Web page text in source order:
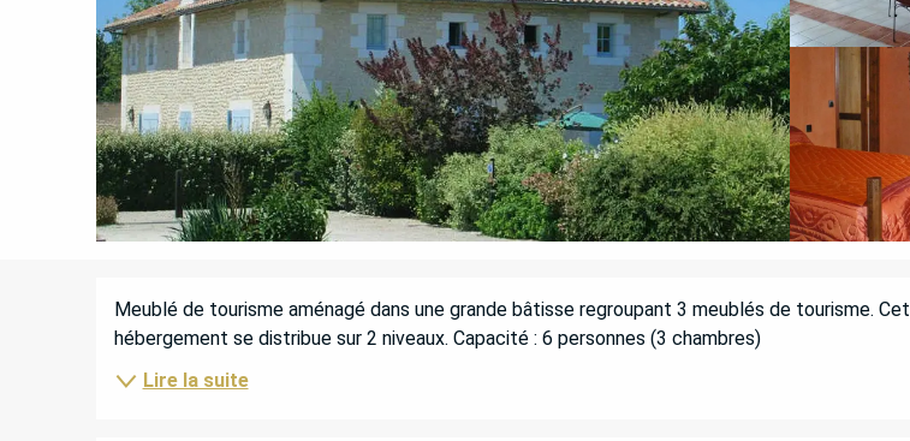
DESCRIPTION
Meublé de tourisme aménagé dans une grande bâtisse regroupant 3 meublés de tourisme. Cet
hébergement se distribue sur 2 niveaux. Capacité : 6 personnes (3 chambres)
Lire la suite